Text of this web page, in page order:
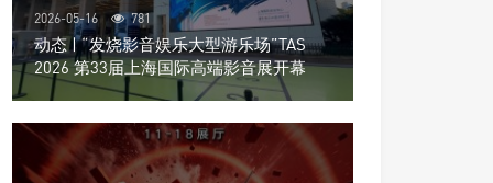
2026-05-16 781
动态 | “发烧影音娱乐大型游乐场”TAS
2026 第33届上海国际高端影音展开幕